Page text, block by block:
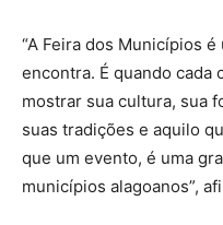
“A Feira dos Municípios
encontra. É quando cada
mostrar sua cultura, sua
suas tradições e aquilo
que um evento, é uma
municípios alagoanos”,